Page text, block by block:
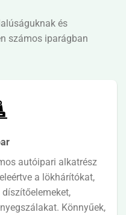
és
számos iparágban
autóipari alkatrész
a lökhárítókat,
Könnyűek,